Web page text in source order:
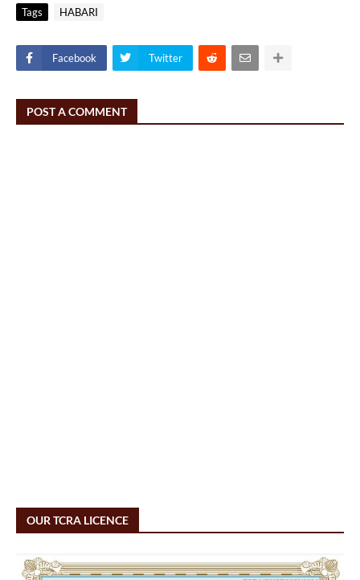
Tags HABARI
Facebook Twitter
POST A COMMENT
OUR TCRA LICENCE